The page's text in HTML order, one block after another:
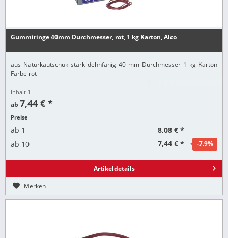
Gummiringe 40mm Durchmesser, rot, 1 kg Karton, Alco
aus Naturkautschuk stark dehnfähig 40 mm Durchmesser 1 kg Karton
Farbe rot
Inhalt 1
ab7,44 € *
Preise
ab 1
8,08 € *
ab 10 7,44 € * -7.9%
Artikeldetails
Merken